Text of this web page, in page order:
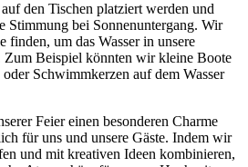
den Tischen platziert werden und
Stimmung bei Sonnenuntergang. Wir
finden, um das Wasser in unsere
Zum Beispiel könnten wir kleine Boote
Schwimmkerzen auf dem Wasser
Feier einen besonderen Charme
für uns und unsere Gäste. Indem wir
und mit kreativen Ideen kombinieren,